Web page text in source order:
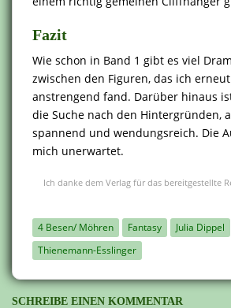
Fazit
Wie schon in Band 1 gibt es viel
zwischen den Figuren, das ich
anstrengend fand. Darüber hinaus
die Suche nach den Hintergründen,
spannend und wendungsreich. Die
mich unerwartet.
Ich danke dem Verlag für das bereitgestellte
4 Besen/ Möhren Fantasy Julia Dippel
Thienemann-Esslinger
SCHREIBE EINEN KOMMENTAR